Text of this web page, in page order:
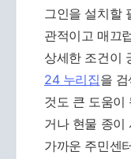
그인을 설치할
관적이고 매끄
상세한 조건이
24 누리집을
것도 큰 도움이
거나 현물 종이
가까운 주민센